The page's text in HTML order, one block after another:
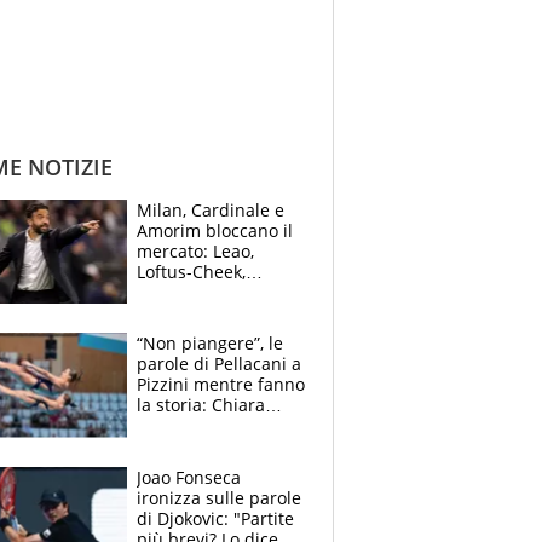
NOTIZIE
Milan, Cardinale e
Amorim bloccano il
mercato: Leao,
Loftus-Cheek,
Soulè e Osorio nel
mirino
“Non piangere”, le
parole di Pellacani a
Pizzini mentre fanno
la storia: Chiara
Joao Fonseca
ironizza sulle parole
di Djokovic: "Partite